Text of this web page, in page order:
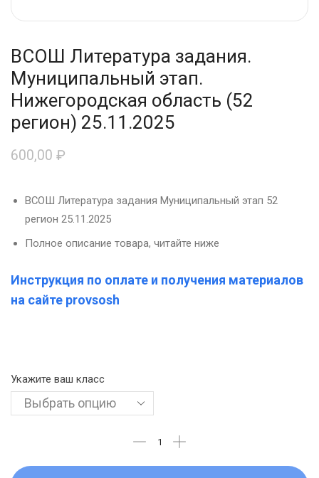
ВСОШ Литература задания.
Муниципальный этап.
Нижегородская область (52
регион) 25.11.2025
600,00 ₽
ВСОШ Литература задания Муниципальный этап 52
регион 25.11.2025
Полное описание товара, читайте ниже
Инструкция по оплате и получения материалов
на сайте provsosh
Укажите ваш класс